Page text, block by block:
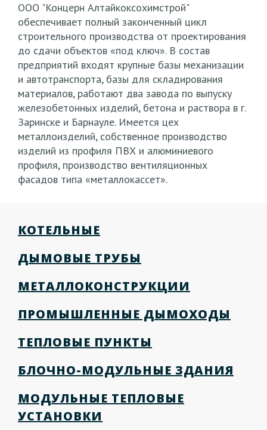
ООО "Концерн Алтайкоксохимстрой"
обеспечивает полный законченный цикл
строительного производства от проектирования
до сдачи объектов «под ключ». В состав
предприятий входят крупные базы механизации
и автотранспорта, базы для складирования
материалов, работают два завода по выпуску
железобетонных изделий, бетона и раствора в г.
Заринске и Барнауле. Имеется цех
металлоизделий, собственное производство
изделий из профиля ПВХ и алюминиевого
профиля, производство вентиляционных
фасадов типа «металлокассет».
КОТЕЛЬНЫЕ
ДЫМОВЫЕ ТРУБЫ
МЕТАЛЛОКОНСТРУКЦИИ
ПРОМЫШЛЕННЫЕ ДЫМОХОДЫ
ТЕПЛОВЫЕ ПУНКТЫ
БЛОЧНО-МОДУЛЬНЫЕ ЗДАНИЯ
МОДУЛЬНЫЕ ТЕПЛОВЫЕ
УСТАНОВКИ